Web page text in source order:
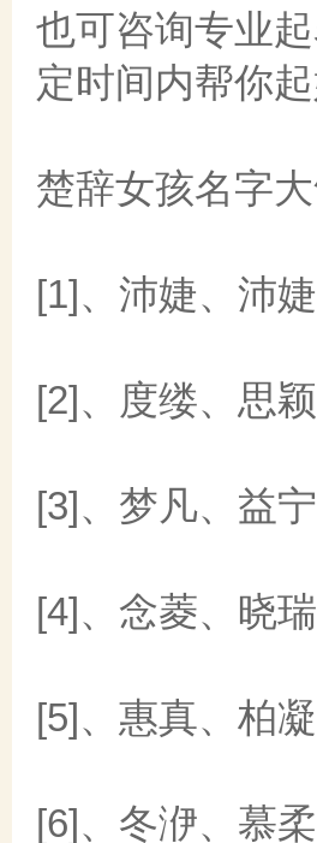
也可咨询专业
定时间内帮你起
楚辞女孩名字
[1]、沛婕、沛
[2]、度缕、思
[3]、梦凡、益
[4]、念菱、晓
[5]、惠真、柏
[6]、冬洢、慕